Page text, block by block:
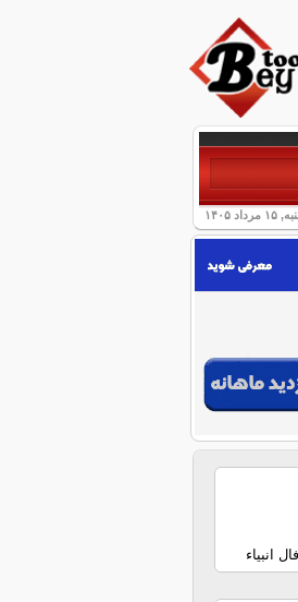
۱۴۰۵
فال انبیاء